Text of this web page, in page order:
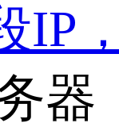
IP
器